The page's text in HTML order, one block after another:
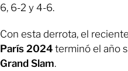
6, 6-2 y 4-6.
Con esta derrota, el
París 2024 terminó el año
Grand Slam.